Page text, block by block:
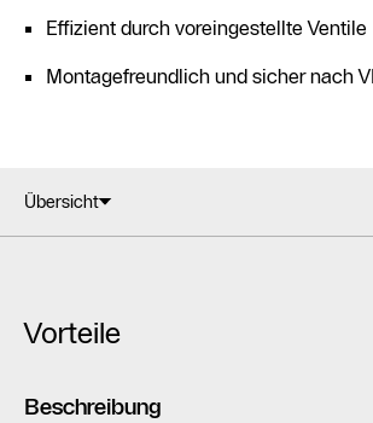
Effizient durch voreingestellte Ventile
Montagefreundlich und sicher nach
Übersicht
Vorteile
Beschreibung